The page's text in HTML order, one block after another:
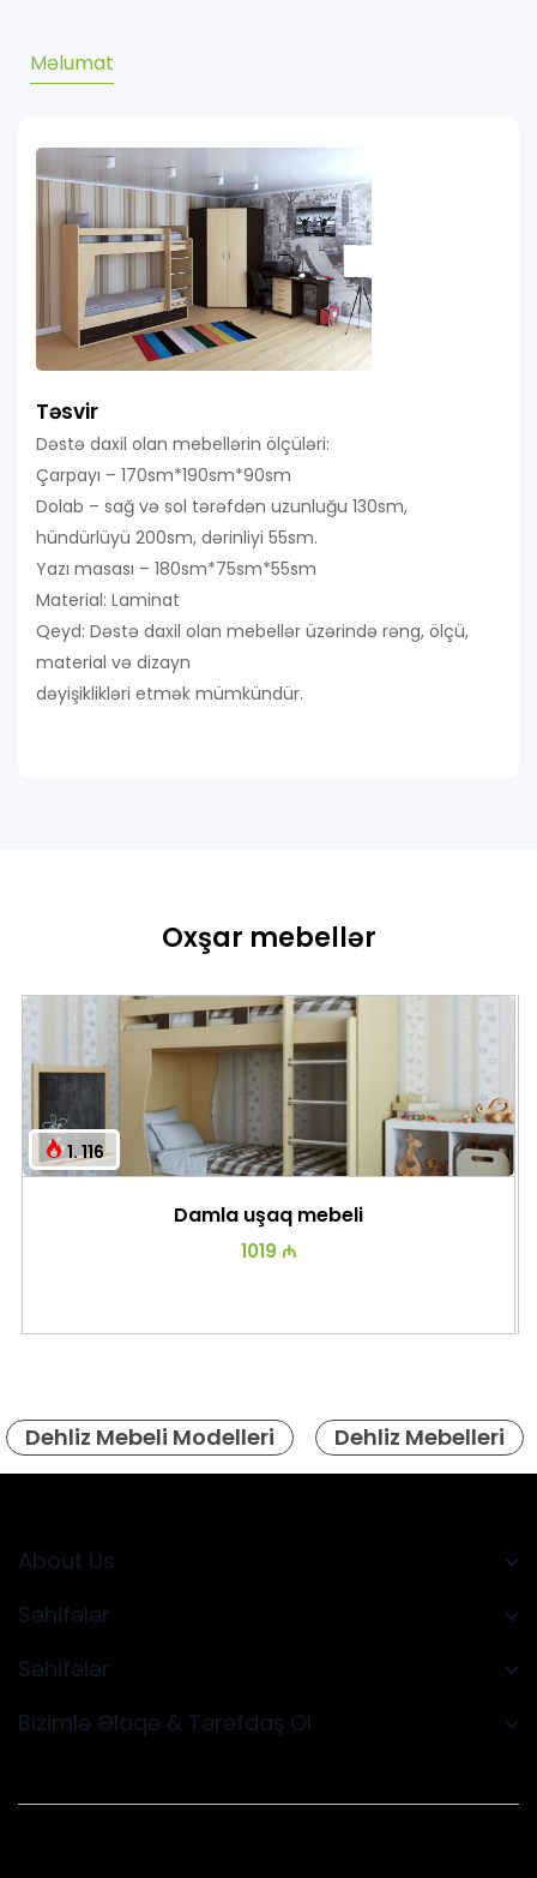
Məlumat
Təsvir
Dəstə daxil olan mebellərin ölçüləri:
Çarpayı – 170sm*190sm*90sm
Dolab – sağ və sol tərəfdən uzunluğu 130sm,
hündürlüyü 200sm, dərinliyi 55sm.
Yazı masası – 180sm*75sm*55sm
Material: Laminat
Qeyd: Dəstə daxil olan mebellər üzərində rəng, ölçü,
material və dizayn
dəyişiklikləri etmək mümkündür.
Oxşar mebellər
1. 116
Damla uşaq mebeli
1019 ₼
Dehliz Mebeli Modelleri Dehliz Mebelleri
About Us
Səhifələr
Səhifələr
Bizimlə Əlaqə & Tərəfdaş Ol